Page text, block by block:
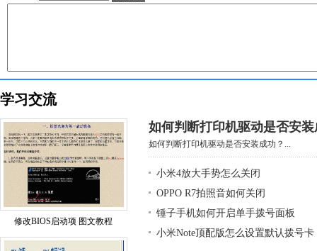
学习交流
修改BIOS启动项 图文教程
如何判断打印机驱动是否安
如何判断打印机驱动是否安装成功？...
小米4放大手势怎么关闭
OPPO R7拍照音如何关闭
锤子手机如何开启单手拨号面板
小米Note顶配版怎么设置默认拨号卡